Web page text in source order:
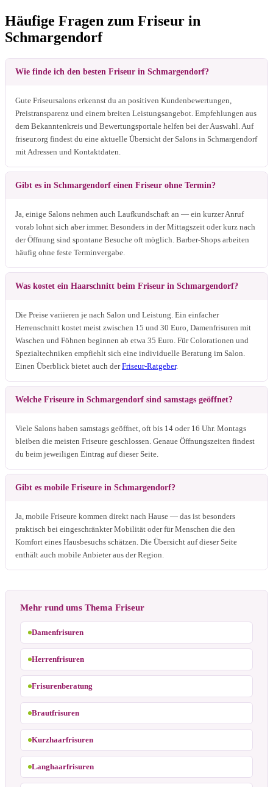
Häufige Fragen zum Friseur in
Schmargendorf
Wie finde ich den besten Friseur in Schmargendorf?
Gute Friseursalons erkennst du an positiven Kundenbewertungen,
Preistransparenz und einem breiten Leistungsangebot. Empfehlungen aus
dem Bekanntenkreis und Bewertungsportale helfen bei der Auswahl. Auf
friseur.org findest du eine aktuelle Übersicht der Salons in Schmargendorf
mit Adressen und Kontaktdaten.
Gibt es in Schmargendorf einen Friseur ohne Termin?
Ja, einige Salons nehmen auch Laufkundschaft an — ein kurzer Anruf
vorab lohnt sich aber immer. Besonders in der Mittagszeit oder kurz nach
der Öffnung sind spontane Besuche oft möglich. Barber-Shops arbeiten
häufig ohne feste Terminvergabe.
Was kostet ein Haarschnitt beim Friseur in Schmargendorf?
Die Preise variieren je nach Salon und Leistung. Ein einfacher
Herrenschnitt kostet meist zwischen 15 und 30 Euro, Damenfrisuren mit
Waschen und Föhnen beginnen ab etwa 35 Euro. Für Colorationen und
Spezialtechniken empfiehlt sich eine individuelle Beratung im Salon.
Einen Überblick bietet auch derFriseur-Ratgeber.
Welche Friseure in Schmargendorf sind samstags geöffnet?
Viele Salons haben samstags geöffnet, oft bis 14 oder 16 Uhr. Montags
bleiben die meisten Friseure geschlossen. Genaue Öffnungszeiten findest
du beim jeweiligen Eintrag auf dieser Seite.
Gibt es mobile Friseure in Schmargendorf?
Ja, mobile Friseure kommen direkt nach Hause — das ist besonders
praktisch bei eingeschränkter Mobilität oder für Menschen die den
Komfort eines Hausbesuchs schätzen. Die Übersicht auf dieser Seite
enthält auch mobile Anbieter aus der Region.
Mehr rund ums Thema Friseur
Damenfrisuren
Herrenfrisuren
Frisurenberatung
Brautfrisuren
Kurzhaarfrisuren
Langhaarfrisuren